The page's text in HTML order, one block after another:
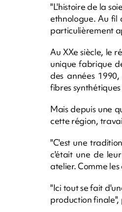
"L'histoire de la
ethnologue. Au fil
particulièrement
Au XXe siècle, le
unique fabrique
des années
fibres
Mais depuis une
cette région,
"C'est une
c'était une de
atelier. Comme
"Ici tout se fait
production finale",